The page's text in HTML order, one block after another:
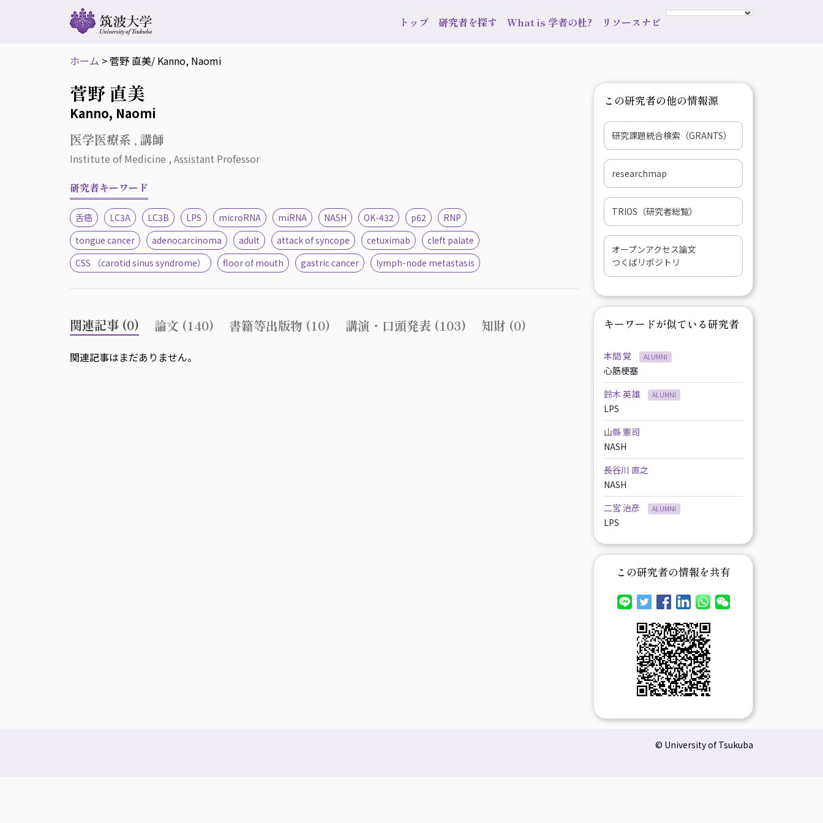
トップ 研究者を探す What is 学者の杜? リソースナビ
ホーム > 菅野 直美/ Kanno, Naomi
菅野 直美
Kanno, Naomi
医学医療系 , 講師
Institute of Medicine , Assistant Professor
研究者キーワード
舌癌 LC3A LC3B LPS microRNA miRNA NASH OK-432 p62
RNP
tongue cancer
adenocarcinoma adult attack of syncope cetuximab
cleft palate
CSS （carotid sinus syndrome）
floor of mouth gastric cancer lymph-node metastasis
関連記事 (0) 論文 (140) 書籍等出版物 (10) 講演・口頭発表 (103) 知財 (0)
関連記事はまだありません。
この研究者の他の情報源
研究課題統合検索（GRANTS）
researchmap
TRIOS（研究者総覧）
オープンアクセス論文
つくばリポジトリ
キーワードが似ている研究者
本間 覚 ALUMNI
心筋梗塞
鈴木 英雄
ALUMNI
LPS
山縣 憲司
NASH
長谷川 直之
NASH
二宮 治彦
ALUMNI
LPS
この研究者の情報を共有
© University of Tsukuba